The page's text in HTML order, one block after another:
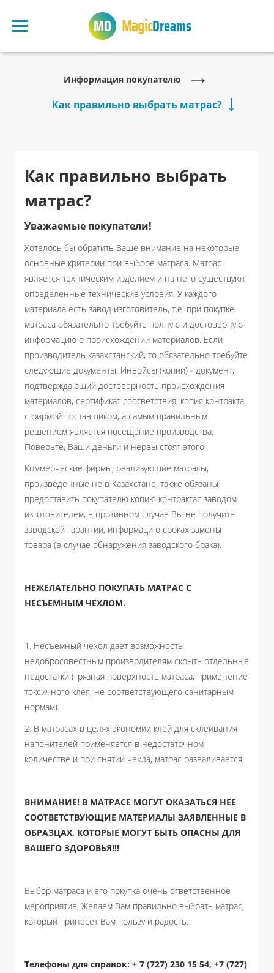
MagicDreams
Информация покупателю
Как правильно выбрать матрас?
Как правильно выбрать
матрас?
Уважаемые покупатели!
Хотелось бы обратить Ваше внимание на некоторые
основные критерии при выборе матраса. Матрас
является техническим изделием и на него существуют
определенные технические условия. У каждого
материала есть завод изготовитель, т.е. при покупке
матраса обязательно требуйте полную и достоверную
информацию о происхождении материалов. Если
производитель казахстанский, то обязательно требуйте
следующие документы: Инвойсы (копии) - документ,
подтверждающий достоверность происхождения
материалов, сертификат соответствия, копия контракта
с фирмой поставщиком, а самым правильным
решением является посещение производства.
Поверьте, Ваши деньги и нервы стоят этого.
Коммерческие фирмы, реализующие матрасы,
произведенные не в Казахстане, также обязаны
предоставить покупателю копию контрактас заводом
изготовителем, в противном случае Вы не получите
заводской гарантии, информаци о сроках замены
товара (в случае обнаружения заводского брака).
НЕЖЕЛАТЕЛЬНО ПОКУПАТЬ МАТРАС С
НЕСЪЕМНЫМ ЧЕХЛОМ.
1. Несъемный чехол дает возможность
недобросовестным производителям скрыть отдельные
недостатки (грязная поверхность матраса, применение
токсичного клея, не соответствующего санитарным
нормам).
2. В матрасах в целях экономии клей для склеивания
напонителей применяется в недостаточном
количестве и при снятии чехла, матрас разваливается.
ВНИМАНИЕ! В МАТРАСЕ МОГУТ ОКАЗАТЬСЯ НЕЕ
СООТВЕТСТВУЮЩИЕ МАТЕРИАЛЫ ЗАЯВЛЕННЫЕ В
ОБРАЗЦАХ, КОТОРЫЕ МОГУТ БЫТЬ ОПАСНЫ ДЛЯ
ВАШЕГО ЗДОРОВЬЯ!!!
Выбор матраса и его покупка очень ответственное
мероприятие. Желаем Вам правильно выбрать матрас,
который принесет Вам пользу и радость.
Телефоны для справок: + 7 (727) 230 15 54, +7 (727)